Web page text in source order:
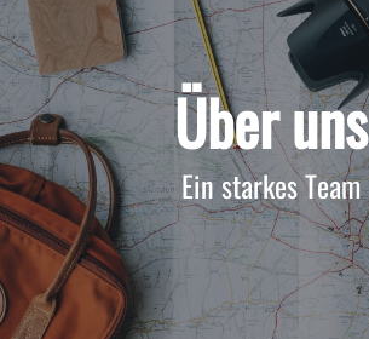
Über uns
Ein starkes Team